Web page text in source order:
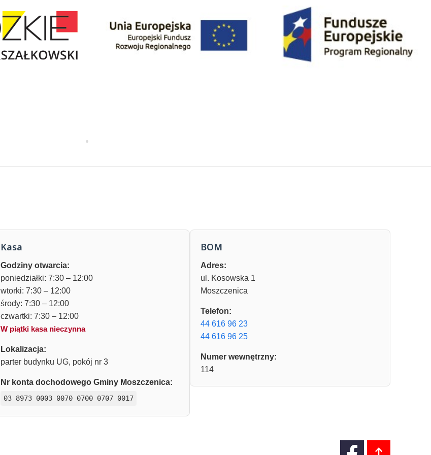
Kasa
Godziny otwarcia:
poniedziałki: 7:30 – 12:00
wtorki: 7:30 – 12:00
środy: 7:30 – 12:00
czwartki: 7:30 – 12:00
W piątki kasa nieczynna
Lokalizacja:
parter budynku UG, pokój nr 3
Nr konta dochodowego Gminy Moszczenica:
03 8973 0003 0070 0700 0707 0017
BOM
Adres:
ul. Kosowska 1
Moszczenica
Telefon:
44 616 96 23
44 616 96 25
Numer wewnętrzny:
114